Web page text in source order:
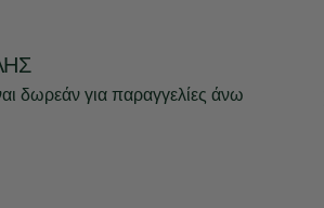
δωρεάν για παραγγελίες άνω